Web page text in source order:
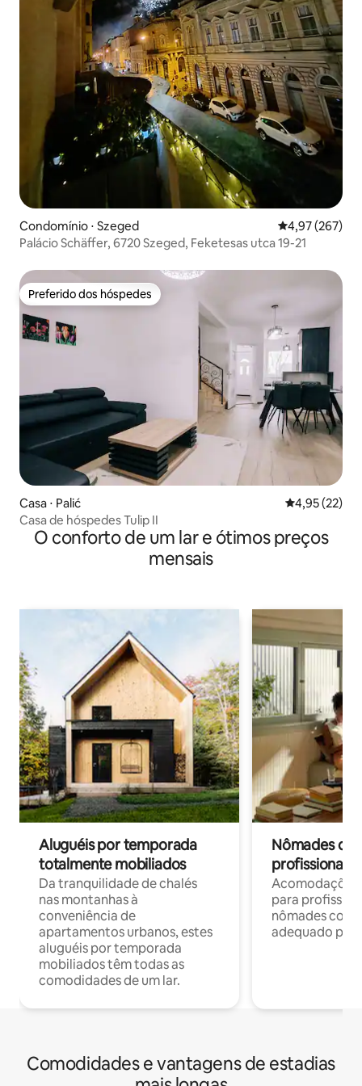
Condomínio ⋅ Szeged 4,97 de uma
4,97 (267)
Palácio Schäffer, 6720 Szeged, Feketesas utca 19-21
Preferido dos hóspedes
Preferido dos hóspedes
Casa ⋅ Palić 4,95 de uma
4,95 (22)
Casa de hóspedes Tulip II
O conforto de um lar e ótimos preços
mensais
Aluguéis por temporada
totalmente mobiliados
Da tranquilidade de chalés
nas montanhas à
conveniência de
apartamentos urbanos, estes
aluguéis por temporada
mobiliados têm todas as
comodidades de um lar.
Nômades
profissionais
para
nômades com
adequado
Comodidades e vantagens de estadias